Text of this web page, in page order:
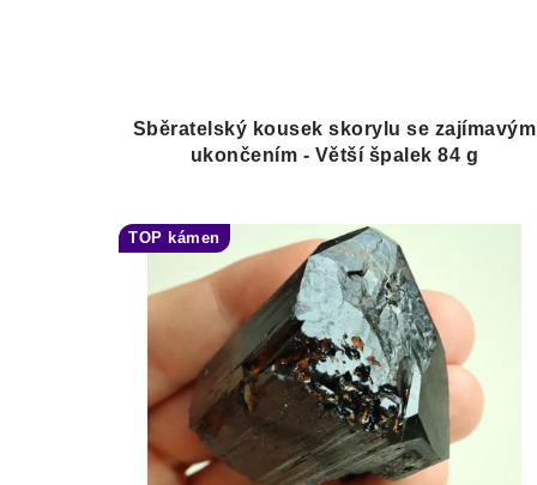
Sběratelský kousek skorylu se zajímavým
ukončením - Větší špalek 84 g
TOP kámen